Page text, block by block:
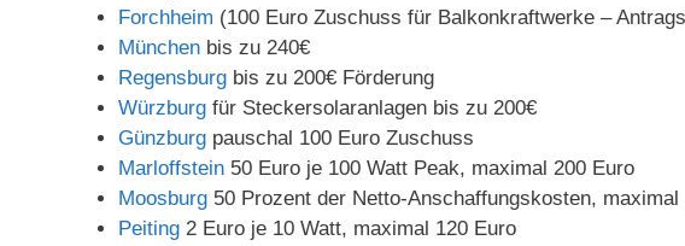
Forchheim (100 Euro Zuschuss für Balkonkraftwerke –
München bis zu 240€
Regensburg bis zu 200€ Förderung
Würzburg für Steckersolaranlagen bis zu 200€
Günzburg pauschal 100 Euro Zuschuss
Marloffstein 50 Euro je 100 Watt Peak, maximal 200 Euro
Moosburg 50 Prozent der Netto-Anschaffungskosten, maximal
Peiting 2 Euro je 10 Watt, maximal 120 Euro